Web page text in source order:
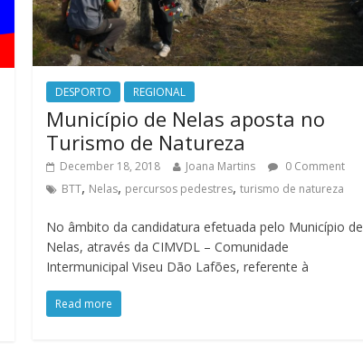
DESPORTO REGIONAL
Município de Nelas aposta no
Turismo de Natureza
December 18, 2018 Joana Martins
0 Comment
BTT, Nelas, percursos pedestres,turismo de natureza
No âmbito da candidatura efetuada pelo Município de
Nelas, através da CIMVDL – Comunidade
Intermunicipal Viseu Dão Lafões, referente à
Read more